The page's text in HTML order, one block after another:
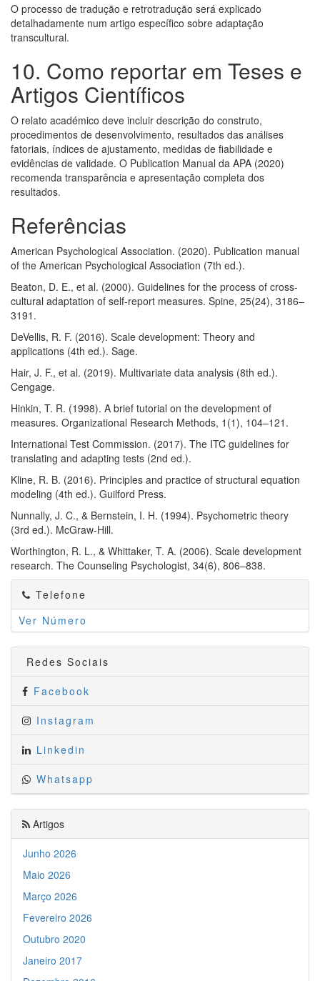
O processo de tradução e retrotradução será explicado
detalhadamente num artigo específico sobre adaptação
transcultural.
10. Como reportar em Teses e
Artigos Científicos
O relato académico deve incluir descrição do construto,
procedimentos de desenvolvimento, resultados das análises
fatoriais, índices de ajustamento, medidas de fiabilidade e
evidências de validade. O Publication Manual da APA (2020)
recomenda transparência e apresentação completa dos
resultados.
Referências
American Psychological Association. (2020). Publication manual
of the American Psychological Association (7th ed.).
Beaton, D. E., et al. (2000). Guidelines for the process of cross-
cultural adaptation of self-report measures. Spine, 25(24), 3186–
3191.
DeVellis, R. F. (2016). Scale development: Theory and
applications (4th ed.). Sage.
Hair, J. F., et al. (2019). Multivariate data analysis (8th ed.).
Cengage.
Hinkin, T. R. (1998). A brief tutorial on the development of
measures. Organizational Research Methods, 1(1), 104–121.
International Test Commission. (2017). The ITC guidelines for
translating and adapting tests (2nd ed.).
Kline, R. B. (2016). Principles and practice of structural equation
modeling (4th ed.). Guilford Press.
Nunnally, J. C., & Bernstein, I. H. (1994). Psychometric theory
(3rd ed.). McGraw-Hill.
Worthington, R. L., & Whittaker, T. A. (2006). Scale development
research. The Counseling Psychologist, 34(6), 806–838.
Telefone
Ver Número
Redes Sociais
Facebook
Instagram
Linkedin
Whatsapp
Artigos
Junho 2026
Maio 2026
Março 2026
Fevereiro 2026
Outubro 2020
Janeiro 2017